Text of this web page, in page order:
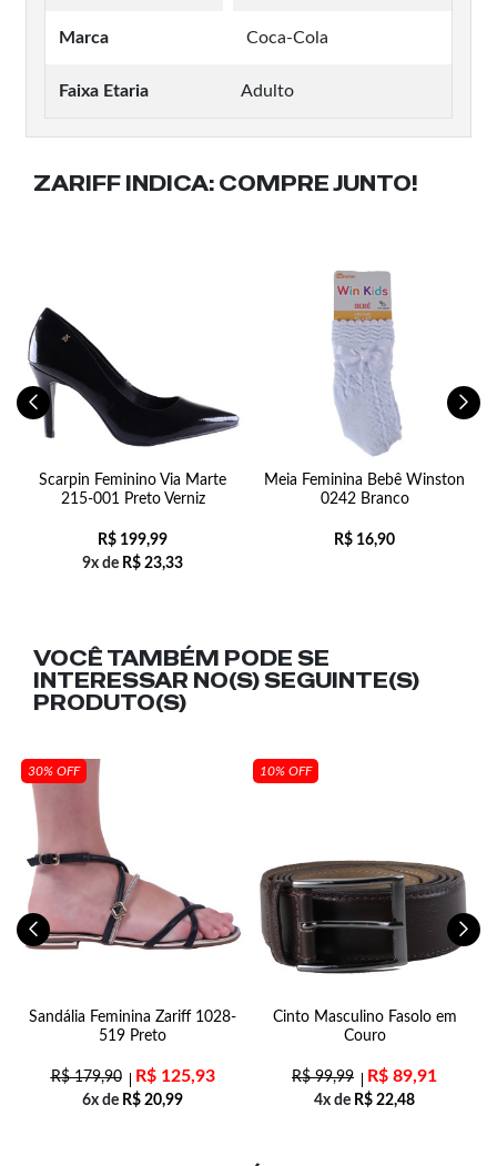
Marca Coca-Cola
Faixa Etaria Adulto
ZARIFF INDICA: COMPRE JUNTO!
Scarpin Feminino Via Marte
215-001 Preto Verniz
R$ 199,99
9x de R$ 23,33
Meia Feminina Bebê Winston
0242 Branco
R$ 16,90
VOCÊ TAMBÉM PODE SE
INTERESSAR NO(S) SEGUINTE(S)
PRODUTO(S)
30% OFF
Sandália Feminina Zariff 1028-
519 Preto
R$179,90 R$125,93
6x de R$ 20,99
10% OFF
Cinto Masculino Fasolo em
Couro
R$99,99 R$ 89,91
4x de R$ 22,48